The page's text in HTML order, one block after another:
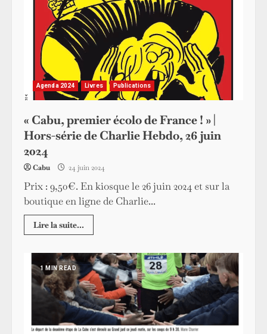
Agenda 2024 Livres Publications
« Cabu, premier écolo de France ! » |
Hors-série de Charlie Hebdo, 26 juin
2024
Cabu 24 juin 2024
Prix : 9,50€. En kiosque le 26 juin 2024 et sur la
boutique en ligne de Charlie...
Lire la suite...
1 MIN READ